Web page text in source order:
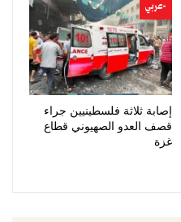
-عربي
إصابة ثلاثة فلسطينيين جراء
قصف العدو الصهيوني قطاع
غزة